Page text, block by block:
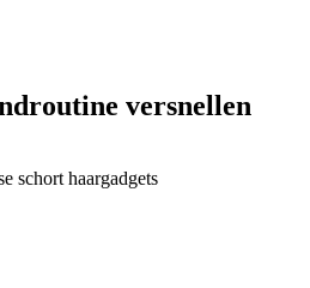
versnellen